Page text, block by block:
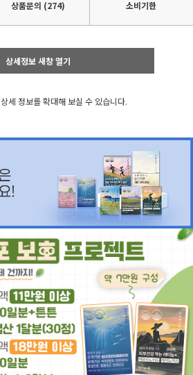
상품문의 (274) 소비기한
상세정보 새창 열기
상세 정보를 확대해 보실 수 있습니다.